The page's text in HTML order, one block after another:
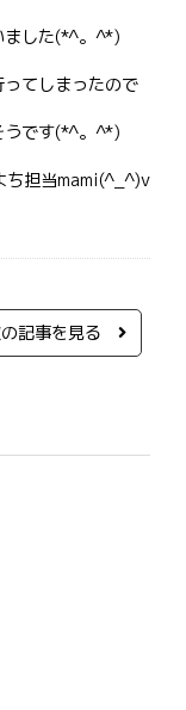
ました(*^。^*)
てしまったので
うです(*^。^*)
ち担当mami(^_^)v
記事を見る